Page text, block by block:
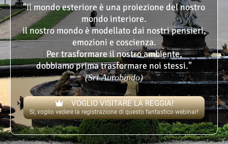
"Il mondo esteriore è una proiezione del nostro
mondo interiore.
il nostro mondo è modellato dai nostri pensieri,
emozioni e coscienza.
Per trasformare il nostro ambiente,
dobbiamo prima trasformare noi stessi."
(Sri Aurobindo)
VOGLIO VISITARE LA REGGIA!
Si, voglio vedere la registrazione di questo fantastico webinar!